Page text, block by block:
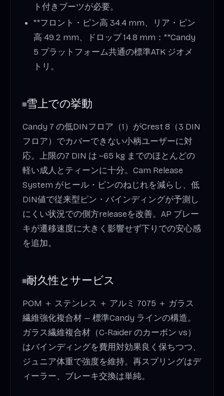
ト付きブーツが必要。
**フロント・ピン高 34.4 mm、リア・ピン
高 49.2 mm、ドロップ 14.8 mm：**Candy
5 プラットフォーム共通の標準ATK ジオメ
トリ。
雪上での挙動
Candy 7 の低DINフロア（1）がCrest 8（3 DIN
フロア）でカバーできない小柄ユーザーに対
応。上限の7 DIN は ~65 kg までのほとんどの
軽い成人とティーンに十分。Cam Release
System がヒール・ピンのねじれを減らし、低
DIN値で従来型ピン・バインディングが予測し
にくい状況での側方releaseを改善。AP ブレー
キが遷移速度に大きく影響せず下りでの安心感
を追加。
耐久性とサービス
POM ＋ ステンレス ＋ アルミ 7075 ＋ ガラス
繊維強化複合材 — 標準Candy ラインの構造。
ガラス繊維複合材（C-Raider のカーボン vs）
はバインディングを費用対効果良く保ちつつ、
ジュニア体重で強度を維持。再スプリングはデ
ィーラー、ブレーキ交換は単純。